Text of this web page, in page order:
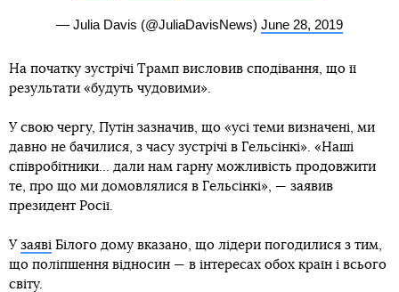
— Julia Davis (@JuliaDavisNews) June 28, 2019
На початку зустрічі Трамп висловив сподівання, що її
результати «будуть чудовими».
У свою чергу, Путін зазначив, що «усі теми визначені, ми
давно не бачилися, з часу зустрічі в Гельсінкі». «Наші
співробітники... дали нам гарну можливість продовжити
те, про що ми домовлялися в Гельсінкі», — заявив
президент Росії.
У заяві Білого дому вказано, що лідери погодилися з тим,
що поліпшення відносин — в інтересах обох країн і всього
світу.